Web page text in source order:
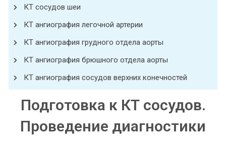
КТ сосудов шеи
КТ ангиография легочной артерии
КТ ангиография грудного отдела аорты
КТ ангиография брюшного отдела аорты
КТ ангиография сосудов верхних конечностей
Подготовка к КТ сосудов.
Проведение диагностики